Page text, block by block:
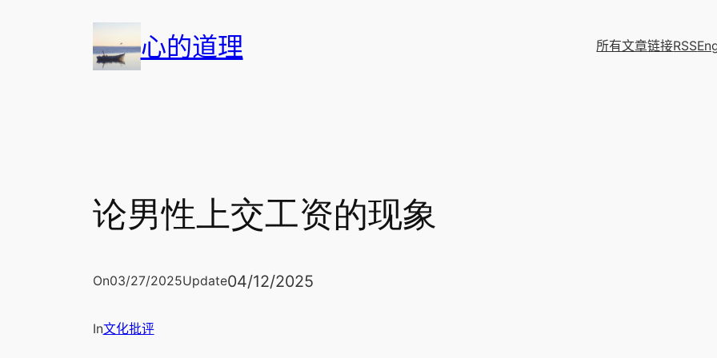
心的道理 所有文章链接RSS
论男性上交工资的现象
On03/27/2025Update04/12/2025
In文化批评